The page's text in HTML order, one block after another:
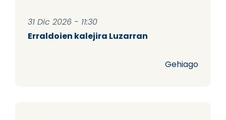
31 Dic 2026 - 11:30
Erraldoien kalejira Luzarran
Gehiago